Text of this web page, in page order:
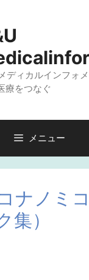
ディカルインフォ
療をつなぐ
メニュー
ナノミ
集）